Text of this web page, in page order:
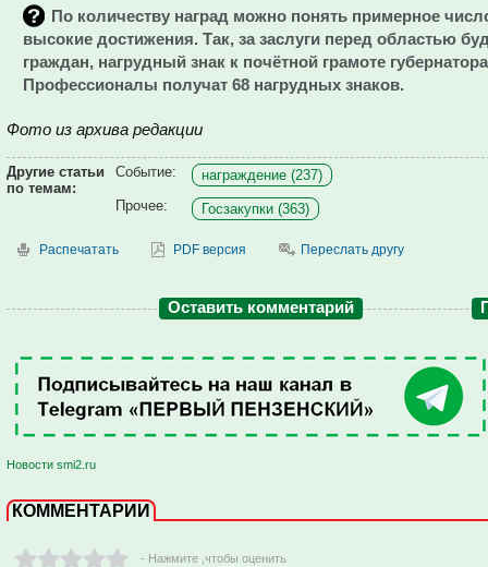
По количеству наград можно понять примерное
высокие достижения. Так, за заслуги перед областью
граждан, нагрудный знак к почётной грамоте
Профессионалы получат 68 нагрудных знаков.
Фото из архива редакции
Другие статьи
по темам:
Событие:
награждение (237)
Прочее:
Госзакупки (363)
Распечатать PDF версия Переслать другу
Оставить комментарий
Новости smi2.ru
КОММЕНТАРИИ
- Нажмите ,чтобы оценить